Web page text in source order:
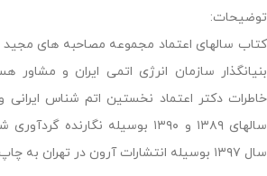
توضیحات:
کتاب سالهای اعتماد مجموعه مصاحبه های مجید
بنیانگذار سازمان انرژی اتمی ایران و
خاطرات دکتر اعتماد نخستین اتم شناس
سالهای ۱۳۸۹ و ۱۳۹۰ بوسیله
سال ۱۳۹۷ بوسیله انتشارات آرون در تهران به چاپ ‌رسید.